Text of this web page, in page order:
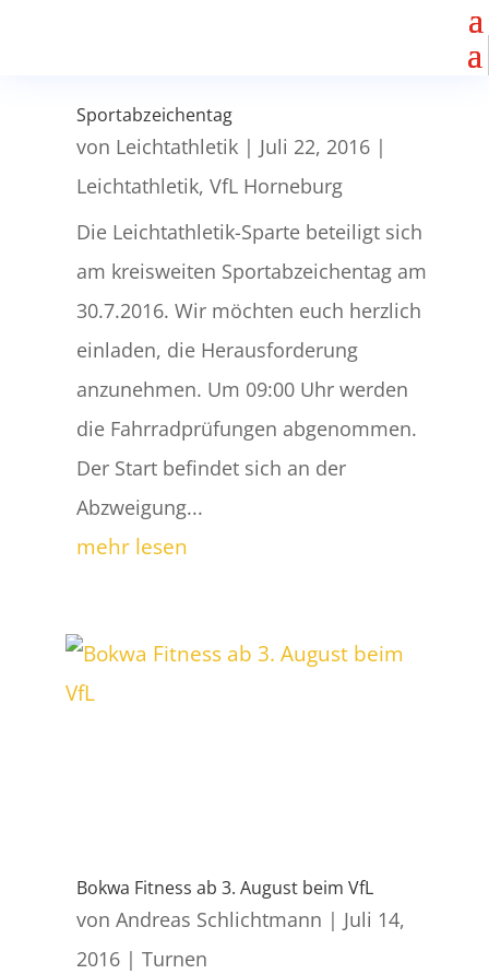
Sportabzeichentag
von Leichtathletik| Juli 22, 2016|
Leichtathletik, VfL Horneburg
Die Leichtathletik-Sparte beteiligt sich
am kreisweiten Sportabzeichentag am
30.7.2016. Wir möchten euch herzlich
einladen, die Herausforderung
anzunehmen. Um 09:00 Uhr werden
die Fahrradprüfungen abgenommen.
Der Start befindet sich an der
Abzweigung...
mehr lesen
Bokwa Fitness ab 3. August beim VfL
von Andreas Schlichtmann | Juli 14,
2016| Turnen